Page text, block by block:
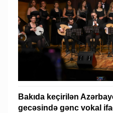
Bakıda keçirilən
gecəsində gənc vokal